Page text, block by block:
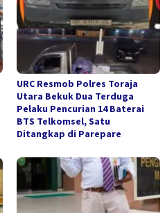
URC Resmob Polres Toraja
Utara Bekuk Dua Terduga
Pelaku Pencurian 14 Baterai
BTS Telkomsel, Satu
Ditangkap di Parepare